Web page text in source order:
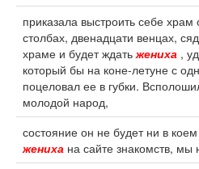
приказала выстроить себе храм
столбах, двенадцати венцах,
храме и будет ждатьжениха ,
который бы на коне-летуне с
поцеловал ее в губки.
молодой народ,
состояние он не будет ни в
жениха на сайте знакомств, мы